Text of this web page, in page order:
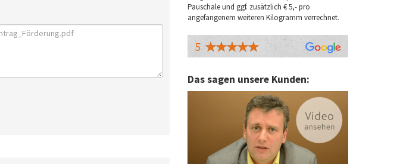
Pauschale und ggf. zusätzlich € 5,- pro
angefangenem weiteren Kilogramm verrechnet.
5
Das sagen unsere Kunden: